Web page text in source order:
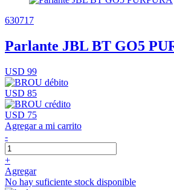
630717
Parlante JBL BT GO5
USD 99
USD 85
USD 75
Agregar a mi carrito
-
+
Agregar
No hay suficiente stock disponible